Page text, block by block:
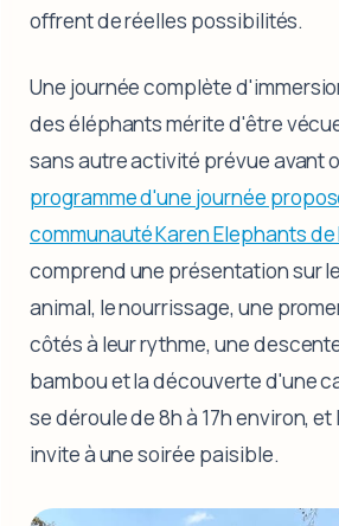
offrent de réelles possibilités.
Une journée complète
des éléphants mérite d'être
sans autre activité prévue avant
programme d'une journée
communauté Karen Elephants
comprend une présentation sur
animal, le nourrissage, une
côtés à leur rythme, une
bambou et la découverte d'une
se déroule de 8h à 17h environ,
invite à une soirée paisible.